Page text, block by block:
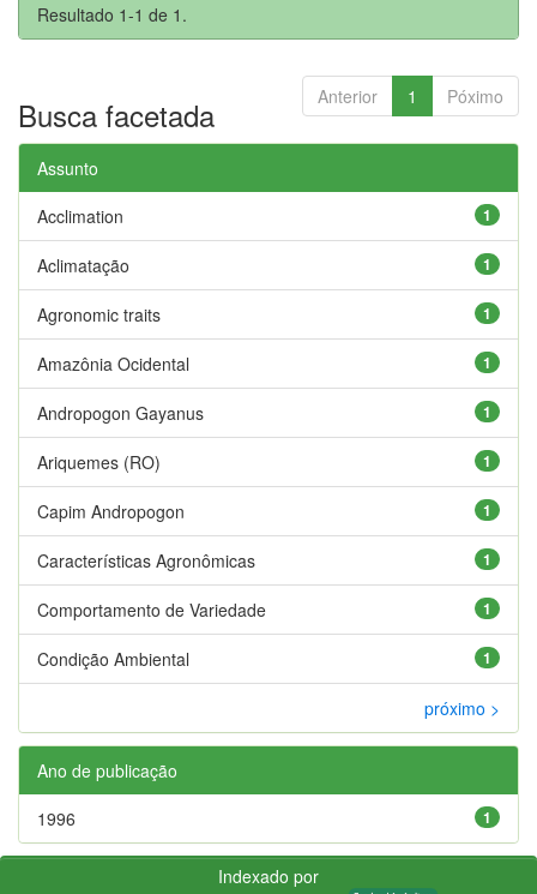
Resultado 1-1 de 1.
Anterior 1 Póximo
Busca facetada
Assunto
1
Acclimation
1
Aclimatação
1
Agronomic traits
1
Amazônia Ocidental
1
Andropogon Gayanus
1
Ariquemes (RO)
1
Capim Andropogon
1
Características Agronômicas
1
Comportamento de Variedade
1
Condição Ambiental
próximo >
Ano de publicação
1
1996
Indexado por